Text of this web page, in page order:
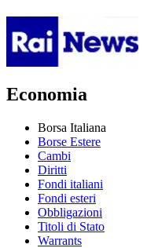
Economia
Borsa Italiana
Borse Estere
Cambi
Diritti
Fondi italiani
Fondi esteri
Obbligazioni
Titoli di Stato
Warrants